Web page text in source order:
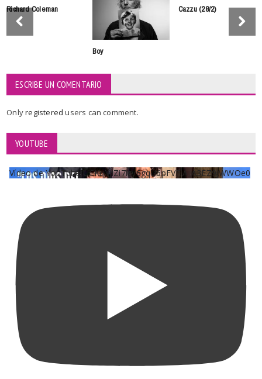
Richard Coleman
Boy
Cazzu (28/2)
ESCRIBE UN COMENTARIO
Onlyregisteredusers can comment.
YOUTUBE
Vídeo de YouTube UCKqYjiZi7lzy6gqU6pFVFiA_A3EZ9JWWOe0